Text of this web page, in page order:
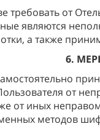
требовать от
являются
а также
6.
от
от иных
методов